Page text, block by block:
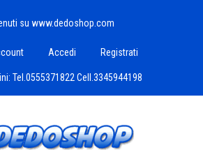
su www.dedoshop.com
Accedi Registrati
Tel.0555371822 Cell.3345944198